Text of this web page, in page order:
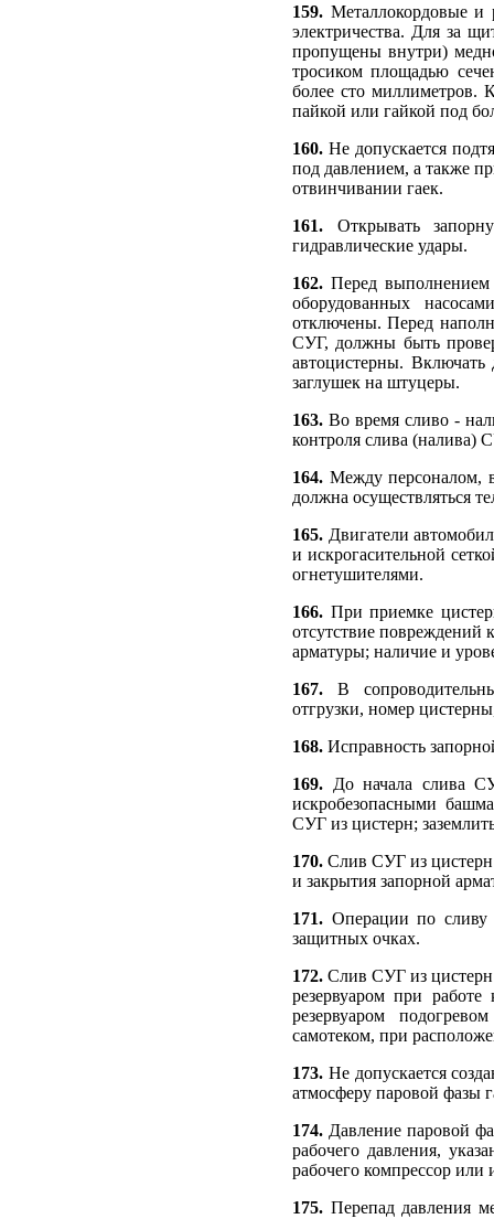
159. Металлокордовые и
электричества. Для за
пропущены внутри)
тросиком площадью
более сто миллиметров.
пайкой или гайкой под
160. Не допускается
под давлением, а также
отвинчивании гаек.
161. Открывать
гидравлические удары.
162.Перед
оборудованных
отключены. Перед
СУГ, должны быть
автоцистерны. Включать
заглушек на штуцеры.
163. Во время сливо -
контроля слива (налива)
164. Между
должна осуществляться
165. Двигатели
и искрогасительной
огнетушителями.
166. При приемке
отсутствие повреждений
арматуры; наличие и
167.В
отгрузки, номер
168. Исправность
169. До начала слива
искробезопасными
СУГ из цистерн;
170. Слив СУГ из цистерн
и закрытия запорной
171. Операции по сливу
защитных очках.
172. Слив СУГ из цистерн
резервуаром при
резервуаром
самотеком, при
173. Не допускается
атмосферу паровой фазы
174. Давление паровой
рабочего давления,
рабочего компрессор
175. Перепад давления